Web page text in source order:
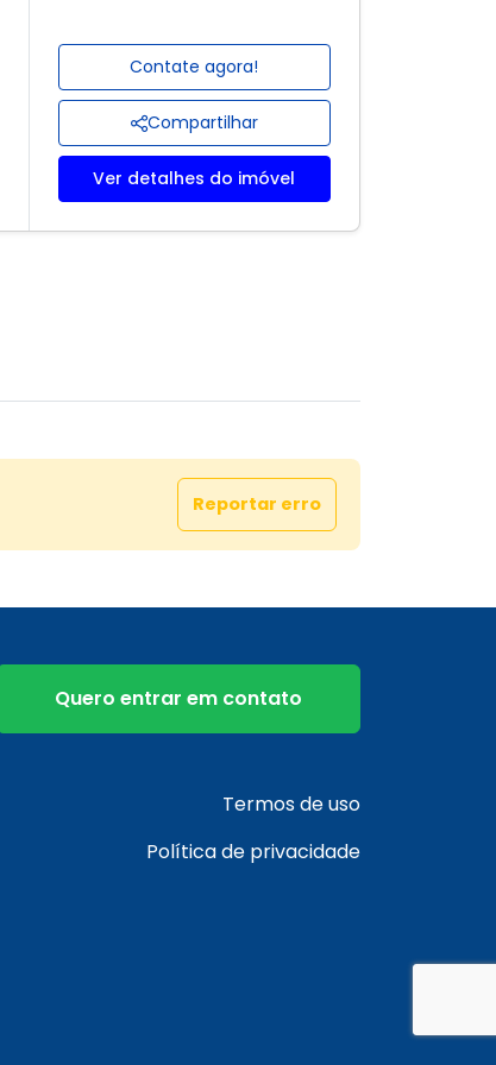
Contate agora!
Compartilhar
Ver detalhes do imóvel
Reportar erro
Quero entrar em contato
Termos de uso
Política de privacidade